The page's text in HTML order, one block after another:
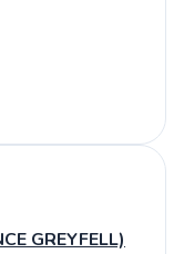
GREYFELL)